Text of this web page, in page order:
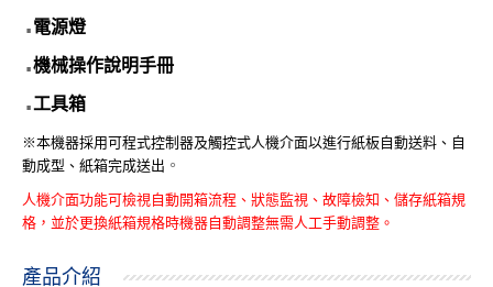
■ 電源燈
■ 機械操作說明手冊
■ 工具箱
※本機器採用可程式控制器及觸控式人機介面以進行紙板自動送料、自
動成型、紙箱完成送出 。
人機介面功能可檢視自動開箱流程、狀態監視、故障檢知、儲存紙箱規
格，並於更換紙箱規格時機器自動調整無需人工手動調整。
產品介紹